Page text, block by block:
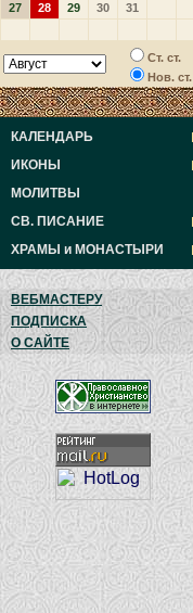
27
28 29 30 31
Ст. ст.
Нов. ст.
КАЛЕНДАРЬ
ИКОНЫ
МОЛИТВЫ
СВ. ПИСАНИЕ
ХРАМЫ и МОНАСТЫРИ
ВЕБМАСТЕРУ
ПОДПИСКА
О САЙТЕ